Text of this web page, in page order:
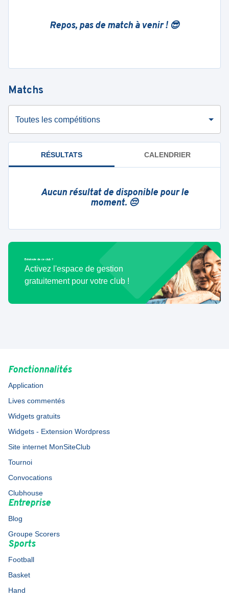
Repos, pas de match à venir ! 😎
Matchs
Toutes les compétitions
RÉSULTATS CALENDRIER
Aucun résultat de disponible pour le
moment. 😔
Bénévole de ce club ?
Activez l'espace de gestion
gratuitement pour votre club !
Fonctionnalités
Application
Lives commentés
Widgets gratuits
Widgets - Extension Wordpress
Site internet MonSiteClub
Tournoi
Convocations
Clubhouse
Entreprise
Blog
Groupe Scorers
Sports
Football
Basket
Hand